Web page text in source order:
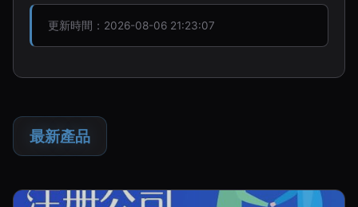
更新時間：2026-08-06 21:23:07
最新產品